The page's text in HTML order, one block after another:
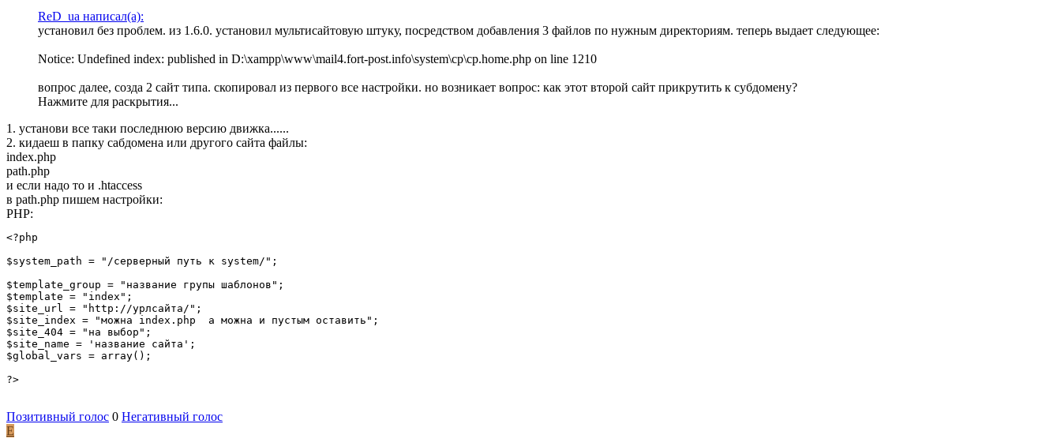
ReD_ua написал(а):
установил без проблем. из 1.6.0. установил мультисайтовую штуку, посредством добавления 3 файлов по нужным директориям. теперь выдает следующее:
Notice: Undefined index: published in D:\xampp\www\mail4.fort-post.info\system\cp\cp.home.php on line 1210
вопрос далее, созда 2 сайт типа. скопировал из первого все настройки. но возникает вопрос: как этот второй сайт прикрутить к субдомену?
Нажмите для раскрытия...
1. установи все таки последнюю версию движка......
2. кидаеш в папку сабдомена или другого сайта файлы:
index.php
path.php
и если надо то и .htaccess
в path.php пишем настройки:
PHP:
<?php
$system_path = "/серверный путь к system/";
$template_group = "название групы шаблонов";
$template = "index";
$site_url = "http://урлсайта/";
$site_index = "можна index.php  а можна и пустым оставить";
$site_404 = "на выбор";
$site_name = 'название сайта';
$global_vars = array();
?>
Позитивный голос 0 Негативный голос
E